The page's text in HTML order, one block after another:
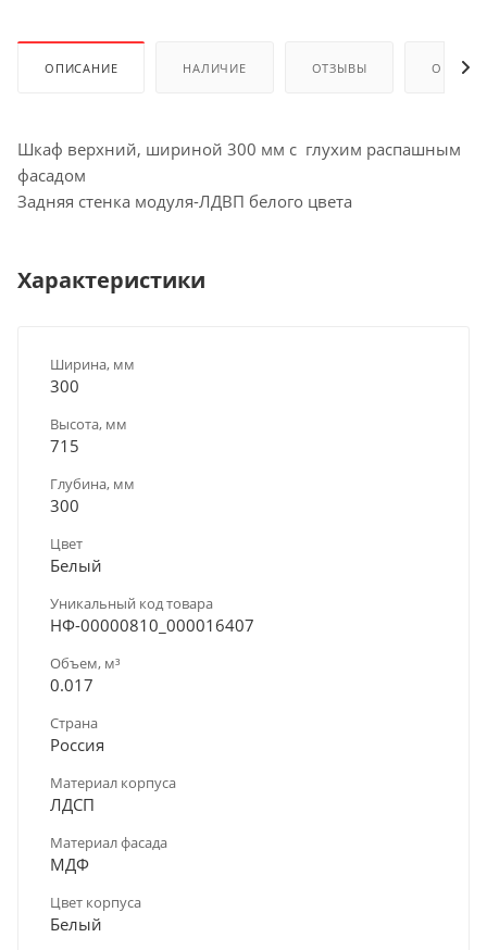
ОПИСАНИЕ НАЛИЧИЕ ОТЗЫВЫ ОПЛАТА
Шкаф верхний, шириной 300 мм с глухим распашным
фасадом
Задняя стенка модуля-ЛДВП белого цвета
Характеристики
Ширина, мм
300
Высота, мм
715
Глубина, мм
300
Цвет
Белый
Уникальный код товара
НФ-00000810_000016407
Объем, м³
0.017
Страна
Россия
Материал корпуса
ЛДСП
Материал фасада
МДФ
Цвет корпуса
Белый